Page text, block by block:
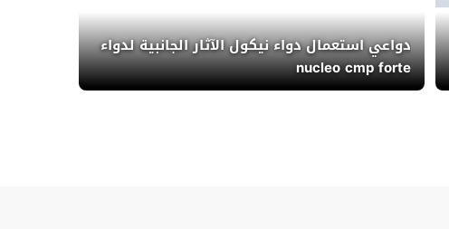
دواعي استعمال دواء نيكول الآثار الجانبية لدواء
nucleo cmp forte